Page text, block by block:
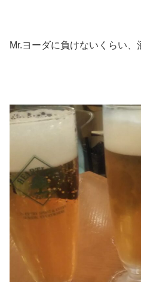
Mr.ヨーダに負けないくらい、